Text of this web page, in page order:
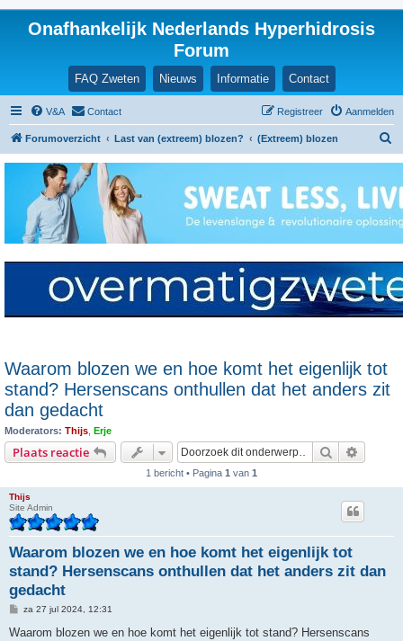
Onafhankelijk Nederlands Hyperhidrosis
Forum
FAQ Zweten Nieuws Informatie Contact
V&A Contact Aanmelden
Registreer
Forumoverzicht Last van (extreem) blozen? (Extreem) blozen
k
Waarom blozen we en hoe komt het eigenlijk tot
stand? Hersenscans onthullen dat het anders zit
dan gedacht
Moderators: Thijs Erje
Plaats reactie Zoek
1 bericht • Pagina 1 van 1
Thijs
Site Admin
Waarom blozen we en hoe komt het eigenlijk tot
stand? Hersenscans onthullen dat het anders zit dan
gedacht
B
r
za 27 jul 2024, 12:31
Waarom blozen we en hoe komt het eigenlijk tot stand? Hersenscans